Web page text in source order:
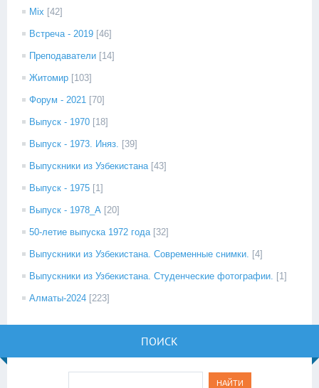
Mix [42]
Встреча - 2019 [46]
Преподаватели [14]
Житомир [103]
Форум - 2021 [70]
Выпуск - 1970 [18]
Выпуск - 1973. Иняз. [39]
Выпускники из Узбекистана [43]
Выпуск - 1975 [1]
Выпуск - 1978_А [20]
50-летие выпуска 1972 года [32]
Выпускники из Узбекистана. Современные снимки. [4]
Выпускники из Узбекистана. Студенческие фотографии. [1]
Алматы-2024 [223]
ПОИСК